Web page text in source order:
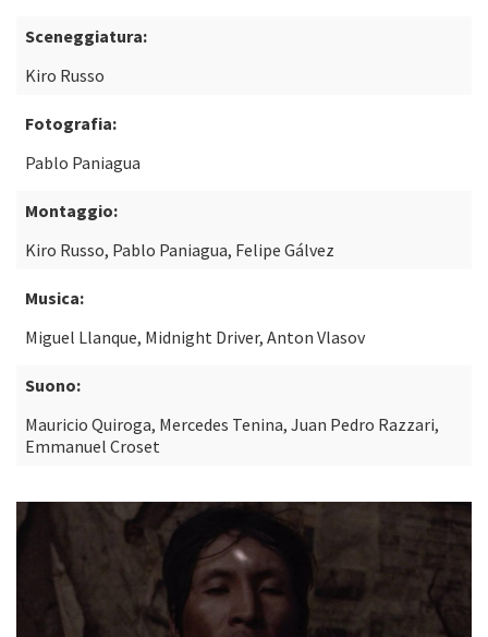
Sceneggiatura:
Kiro Russo
Fotografia:
Pablo Paniagua
Montaggio:
Kiro Russo, Pablo Paniagua, Felipe Gálvez
Musica:
Miguel Llanque, Midnight Driver, Anton Vlasov
Suono:
Mauricio Quiroga, Mercedes Tenina, Juan Pedro Razzari,
Emmanuel Croset